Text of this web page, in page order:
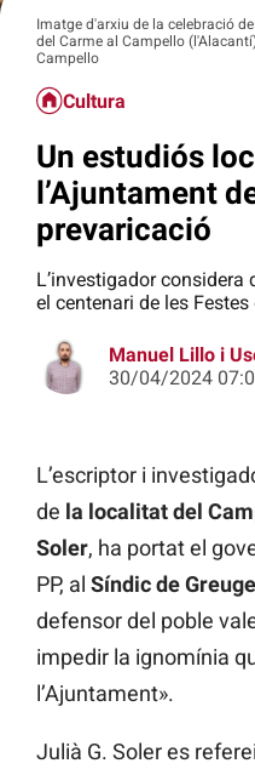
Imatge d'arxiu de la celebració
del Carme al Campello
Campello
Cultura
Un estudiós
l’Ajuntament
prevaricació
L’investigador considera
el centenari de les
Manuel Lillo i
30/04/2024
L’escriptor i
de la localitat del
Soler, ha portat el
PP, al Síndic de
defensor del poble
impedir la ignomínia
l’Ajuntament».
Julià G. Soler es